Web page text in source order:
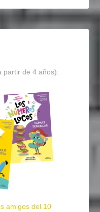
partir de 4 años):
amigos del 10